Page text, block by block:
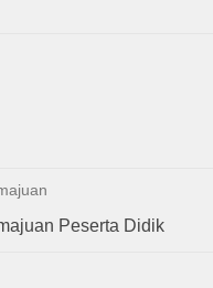
Peserta Didik